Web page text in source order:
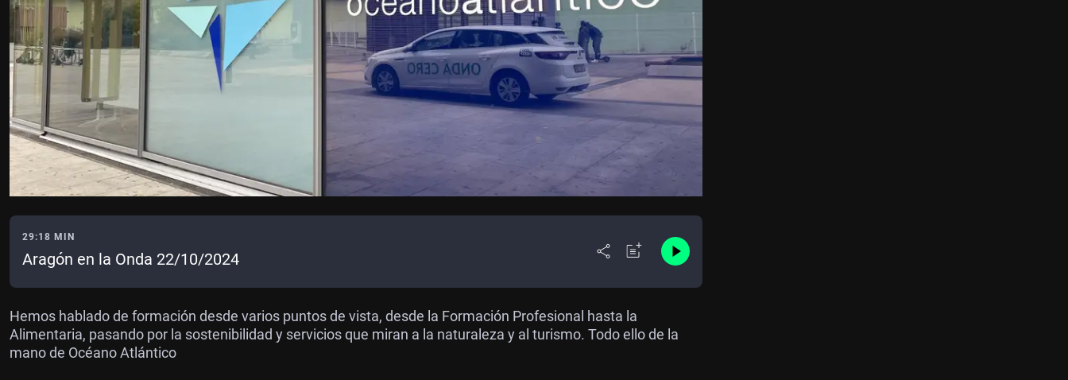
29:18 MIN
Aragón en la Onda 22/10/2024
Hemos hablado de formación desde varios puntos de vista, desde la Formación Profesional hasta la
Alimentaria, pasando por la sostenibilidad y servicios que miran a la naturaleza y al turismo. Todo ello de la
mano de Océano Atlántico